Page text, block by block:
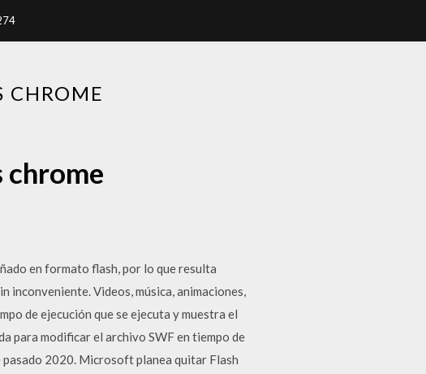
CHROME
chrome
en formato flash, por lo que resulta
inconveniente. Videos, música, animaciones,
de ejecución que se ejecuta y muestra el
para modificar el archivo SWF en tiempo de
2020. Microsoft planea quitar Flash